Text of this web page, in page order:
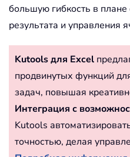
большую гибкость в
результата и управления
Kutools для Excel
продвинутых функций
задач, повышая
Интеграция с
Kutools
точностью, делая